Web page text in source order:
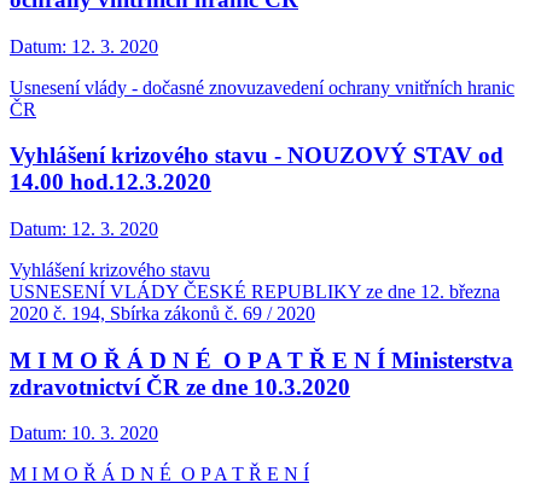
Datum: 12. 3. 2020
Usnesení vlády - dočasné znovuzavedení ochrany vnitřních hranic
ČR
Vyhlášení krizového stavu - NOUZOVÝ STAV od
14.00 hod.12.3.2020
Datum: 12. 3. 2020
Vyhlášení krizového stavu
USNESENÍ VLÁDY ČESKÉ REPUBLIKY ze dne 12. března
2020 č. 194, Sbírka zákonů č. 69 / 2020
M I M O Ř Á D N É O P A T Ř E N Í Ministerstva
zdravotnictví ČR ze dne 10.3.2020
Datum: 10. 3. 2020
M I M O Ř Á D N É O P A T Ř E N Í